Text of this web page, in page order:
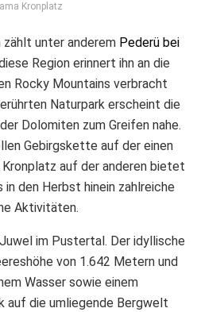
Kronplatz
zählt unter anderem Pederü bei
Region erinnert ihn an die
Rocky Mountains verbracht
Naturpark erscheint die
Dolomiten zum Greifen nahe.
Gebirgskette auf der einen
auf der anderen bietet
in den Herbst hinein zahlreiche
Aktivitäten.
im Pustertal. Der idyllische
von 1.642 Metern und
Wasser sowie einem
auf die umliegende Bergwelt